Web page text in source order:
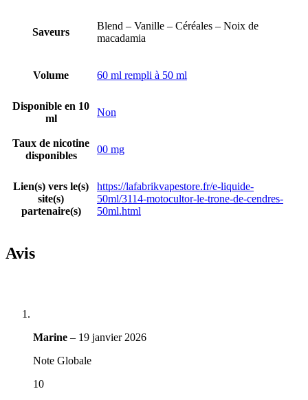
Saveurs
Blend – Vanille – Céréales – Noix de
macadamia
Volume 60 ml rempli à 50 ml
Disponible en 10
ml
Non
Taux de nicotine
disponibles
00 mg
Lien(s) vers le(s)
site(s)
partenaire(s)
https://lafabrikvapestore.fr/e-liquide-
50ml/3114-motocultor-le-trone-de-cendres-
50ml.html
Avis
Marine – 19 janvier 2026
Note Globale
10